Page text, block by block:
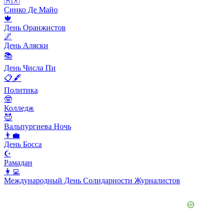
Синко Де Майо
🍁
День Оранжистов
🌌
День Аляски
📚
День Числа Пи
📋🖋
Политика
🤓
Колледж
😈
Вальпургиева Ночь
👨‍💼
День Босса
☪️
Рамадан
👩‍💻
Международный День Солидарности Журналистов